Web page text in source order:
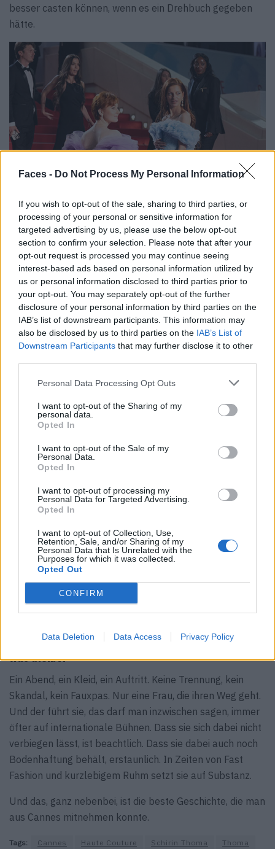
Faces - Do Not Process My Personal Information
If you wish to opt-out of the sale, sharing to third parties, or
processing of your personal or sensitive information for
targeted advertising by us, please use the below opt-out
section to confirm your selection. Please note that after your
opt-out request is processed you may continue seeing
interest-based ads based on personal information utilized by
us or personal information disclosed to third parties prior to
your opt-out. You may separately opt-out of the further
disclosure of your personal information by third parties on the
IAB’s list of downstream participants. This information may
also be disclosed by us to third parties on the IAB’s List of
Downstream Participants that may further disclose it to other
Personal Data Processing Opt Outs
I want to opt-out of the Sharing of my
personal data.
Opted In
I want to opt-out of the Sale of my
Personal Data.
Opted In
I want to opt-out of processing my
Personal Data for Targeted Advertising.
Opted In
I want to opt-out of Collection, Use,
Retention, Sale, and/or Sharing of my
Personal Data that Is Unrelated with the
Purposes for which it was collected.
Opted Out
CONFIRM
Data Deletion Data Access Privacy Policy
besser casten können, wenn es ein Drehbuch gegeben
hätte.
Foto: Mit freundlicher Genehmigung von Milano Fashion Concepts LLC
Stil braucht keine Lautstärke
Auch beim Make-up war Zurückhaltung das Gebot der
Stunde. Verantwortlich dafür: Rima und Sima, mit
internationalem Ruf. Ihr Markenzeichen: natürliche
passte zur Trägerin, es passte zum Kleid, es passte zum
Abend.
Thoma hat sich in Cannes nicht neu erfunden. Sie hat
einfach nur konsequent das gezeigt, was sie ausmacht.
Was bleibt?
Ein Abend, ein Kleid, ein Auftritt. Keine Trennung, kein
Skandal, kein Fauxpas. Nur eine Frau, die ihren Weg geht.
Und der führt sie, das darf man inzwischen sagen, immer
öfter auf internationale Bühnen. Dass sie sich dabei nicht
verbiegen lässt, ist beachtlich. Dass sie dabei auch noch
Bodenhaftung behält, erstaunlich. In Zeiten von Fast
Fashion und kurzlebigem Ruhm setzt sie auf Substanz.
Und das, ganz nebenbei, ist die beste Geschichte, die man
aus Cannes mitnehmen konnte.
Tags: Cannes Haute Couture Schirin Thoma Thoma